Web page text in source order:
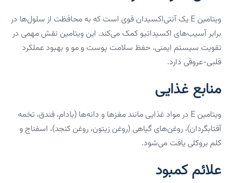
ویتامین E یک آنتی‌اکسیدان قوی است که به محافظت از سلول‌ها در
برابر آسیب‌های اکسیداتیو کمک می‌کند. این ویتامین نقش مهمی در
تقویت سیستم ایمنی، حفظ سلامت پوست و مو و بهبود عملکرد
قلبی-عروقی دارد.
منابع غذایی
ویتامین E در مواد غذایی مانند مغزها و دانه‌ها (بادام، فندق، تخمه
آفتابگردان)، روغن‌های گیاهی (روغن زیتون، روغن کنجد)، اسفناج و
کلم بروکلی یافت می‌شود.
علائم کمبود